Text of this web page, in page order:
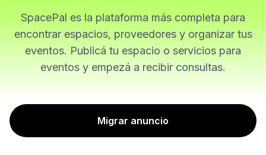
SpacePal es la plataforma más completa para
encontrar espacios, proveedores y organizar tus
eventos. Publicá tu espacio o servicios para
eventos y empezá a recibir consultas.
Migrar anuncio